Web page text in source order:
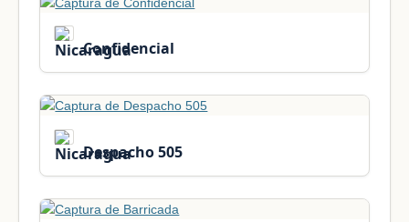
Confidencial
Despacho 505